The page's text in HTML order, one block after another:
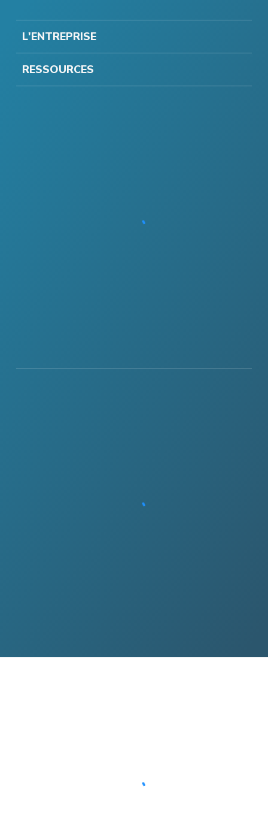
L'ENTREPRISE
RESSOURCES